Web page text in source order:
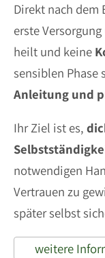
Direkt nach dem
erste
heilt und keine
sensiblen Phase
Anleitung und
Ihr Ziel ist es,
notwendigen
Vertrauen zu
später selbst
weitere